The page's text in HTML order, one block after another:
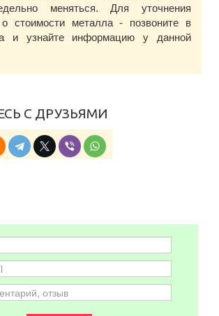
меняться. Для уточнения
стоимости металла - позвоните в
и узнайте информацию у данной
С ДРУЗЬЯМИ